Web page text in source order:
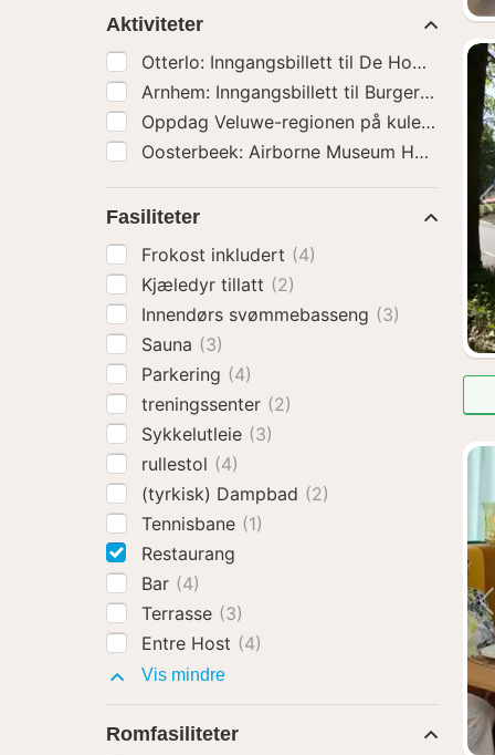
Aktiviteter
Fasiliteter
Frokost inkludert (4)
Kjæledyr tillatt (2)
Innendørs svømmebasseng (3)
Sauna (3)
Parkering (4)
treningssenter (2)
Sykkelutleie (3)
rullestol (4)
(tyrkisk) Dampbad (2)
Tennisbane (1)
Restaurang
Bar (4)
Terrasse (3)
Entre Host (4)
Vis mindreFasiliteter
Romfasiliteter